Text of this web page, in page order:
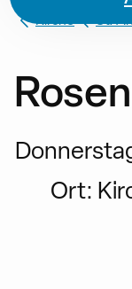
Kirche St.
Ort: